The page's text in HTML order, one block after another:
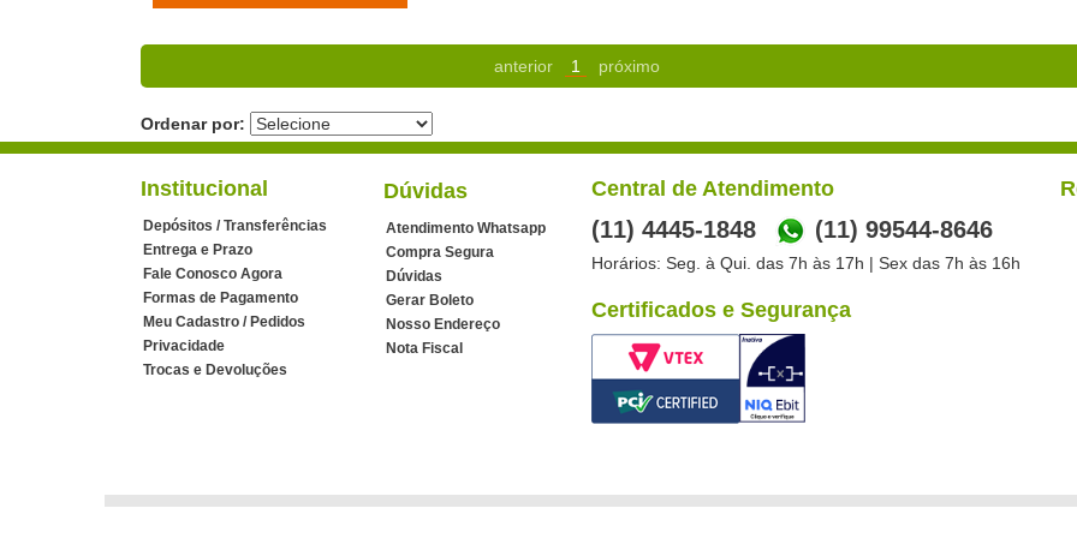
anterior 1 próximo
Ordenar por:
Institucional
Depósitos / Transferências
Entrega e Prazo
Fale Conosco Agora
Formas de Pagamento
Meu Cadastro / Pedidos
Privacidade
Trocas e Devoluções
Dúvidas
Atendimento Whatsapp
Compra Segura
Dúvidas
Gerar Boleto
Nosso Endereço
Nota Fiscal
Central de Atendimento
(11) 4445-1848 (11) 99544-8646
Horários: Seg. à Qui. das 7h às 17h | Sex das 7h às 16h
Certificados e Segurança